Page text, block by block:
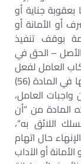
جناية أو
أو الأمانة أو
بوقف تنفيذ
– الحق في
العامل لفعل
يعد من قبيل إخلاله بالتزاماته المنصوص عليها في المادة (56)
واجبات العامل،
المادة من “أن
اللائق به”،
حال اتهام
أو الآداب